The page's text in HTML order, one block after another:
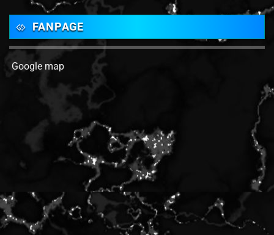
FANPAGE
Google map